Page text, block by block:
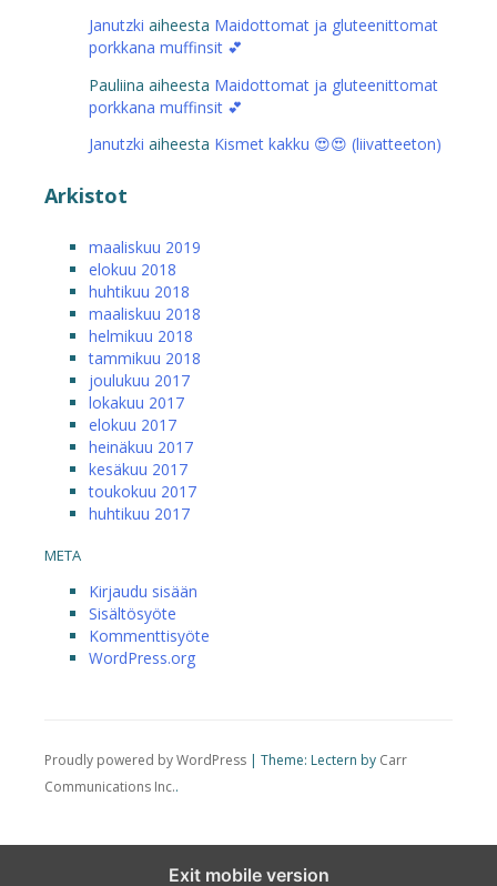
Janutzki aiheesta Maidottomat ja gluteenittomat
porkkana muffinsit 💕
Pauliina aiheesta Maidottomat ja gluteenittomat
porkkana muffinsit 💕
Janutzki aiheesta Kismet kakku 😍😍 (liivatteeton)
Arkistot
maaliskuu 2019
elokuu 2018
huhtikuu 2018
maaliskuu 2018
helmikuu 2018
tammikuu 2018
joulukuu 2017
lokakuu 2017
elokuu 2017
heinäkuu 2017
kesäkuu 2017
toukokuu 2017
huhtikuu 2017
META
Kirjaudu sisään
Sisältösyöte
Kommenttisyöte
WordPress.org
Proudly powered by WordPress | Theme: Lectern by Carr
Communications Inc..
Exit mobile version